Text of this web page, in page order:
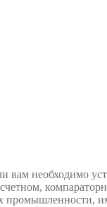
необходимо